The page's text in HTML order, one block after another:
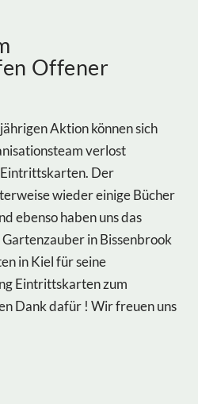
Offener
Aktion können sich
verlost
Der
wieder einige Bücher
ebenso haben uns das
in Bissenbrook
in Kiel für seine
Eintrittskarten zum
Dank dafür ! Wir freuen uns